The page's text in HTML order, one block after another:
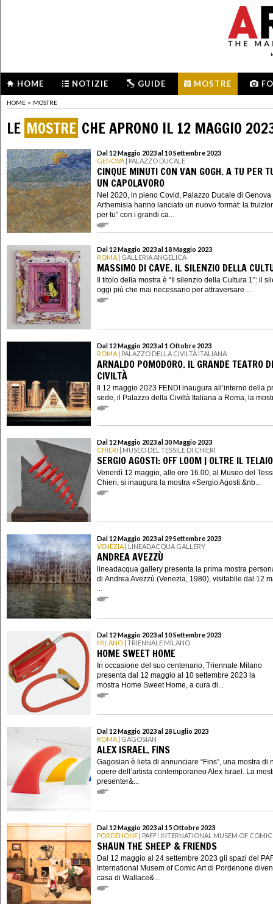
HOME NOTIZIE GUIDE MOSTRE
HOME > MOSTRE
LE MOSTRE CHE APRONO IL 12 MAGGIO
Dal 12 Maggio 2023 al 10 Settembre 2023
GENOVA | PALAZZO DUCALE
CINQUE MINUTI CON VAN GOGH. A TU PER
UN CAPOLAVORO
Nel 2020, in pieno Covid, Palazzo Ducale di Genova
Arthemisia hanno lanciato un nuovo format: la
per tu” con i grandi ca...
Dal 12 Maggio 2023 al 18 Maggio 2023
ROMA | GALLERIA ANGELICA
MASSIMO DI CAVE. IL SILENZIO DELLA
Il titolo della mostra è “Il silenzio della Cultura 1”: il
oggi più che mai necessario per attraversare ...
Dal 12 Maggio 2023 al 1 Ottobre 2023
ROMA | PALAZZO DELLA CIVILTÀ ITALIANA
ARNALDO POMODORO. IL GRANDE TEATRO
CIVILTÀ
Il 12 maggio 2023 FENDI inaugura all’interno della
sede, il Palazzo della Civiltà Italiana a Roma, la
Dal 12 Maggio 2023 al 30 Maggio 2023
CHIERI | MUSEO DEL TESSILE DI CHIERI
SERGIO AGOSTI: OFF LOOM | OLTRE IL TELAIO
Venerdì 12 maggio, alle ore 16.00, al Museo del
Chieri, si inaugura la mostra «Sergio Agosti:&nb...
Dal 12 Maggio 2023 al 29 Settembre 2023
VENEZIA | LINEADACQUA GALLERY
ANDREA AVEZZÙ
lineadacqua gallery presenta la prima mostra
di Andrea Avezzù (Venezia, 1980), visitabile dal 12
Dal 12 Maggio 2023 al 10 Settembre 2023
MILANO | TRIENNALE MILANO
HOME SWEET HOME
In occasione del suo centenario, Triennale Milano
presenta dal 12 maggio al 10 settembre 2023 la
mostra Home Sweet Home, a cura di...
Dal 12 Maggio 2023 al 28 Luglio 2023
ROMA | GAGOSIAN
ALEX ISRAEL. FINS
Gagosian è lieta di annunciare “Fins”, una mostra di
opere dell’artista contemporaneo Alex Israel. La
presenter&...
Dal 12 Maggio 2023 al 15 Ottobre 2023
PORDENONE | PAFF! INTERNATIONAL MUSEM OF
SHAUN THE SHEEP & FRIENDS
Dal 12 maggio al 24 settembre 2023 gli spazi del
International Musem of Comic Art di Pordenone
casa di Wallace&...